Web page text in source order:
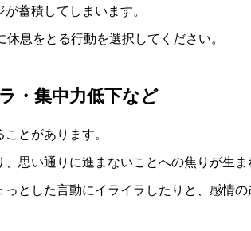
蓄積してしまいます。
息をとる行動を選択してください。
・集中力低下など
とがあります。
思い通りに進まないことへの焦りが生ま
とした言動にイライラしたりと、感情